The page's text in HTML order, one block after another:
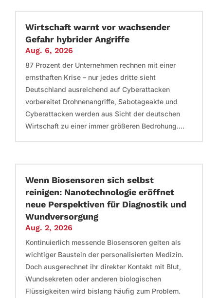
Wirtschaft warnt vor wachsender
Gefahr hybrider Angriffe
Aug. 6, 2026
87 Prozent der Unternehmen rechnen mit einer
ernsthaften Krise – nur jedes dritte sieht
Deutschland ausreichend auf Cyberattacken
vorbereitet Drohnenangriffe, Sabotageakte und
Cyberattacken werden aus Sicht der deutschen
Wirtschaft zu einer immer größeren Bedrohung....
Wenn Biosensoren sich selbst
reinigen: Nanotechnologie eröffnet
neue Perspektiven für Diagnostik und
Wundversorgung
Aug. 2, 2026
Kontinuierlich messende Biosensoren gelten als
wichtiger Baustein der personalisierten Medizin.
Doch ausgerechnet ihr direkter Kontakt mit Blut,
Wundsekreten oder anderen biologischen
Flüssigkeiten wird bislang häufig zum Problem.